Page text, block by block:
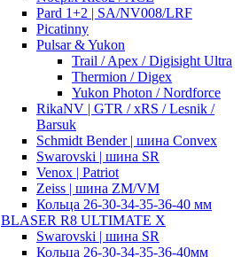
Pard 1+2 | SA/NV008/LRF
Picatinny
Pulsar & Yukon
Trail / Apex / Digisight Ultra
Thermion / Digex
Yukon Photon / Nordforce
RikaNV | GTR / xRS / Lesnik /
Barsuk
Schmidt Bender | шина Convex
Swarovski | шина SR
Venox | Patriot
Zeiss | шина ZM/VM
Кольца 26-30-34-35-36-40 мм
BLASER R8 ULTIMATE X
Swarovski | шина SR
Кольца 26-30-34-35-36-40мм